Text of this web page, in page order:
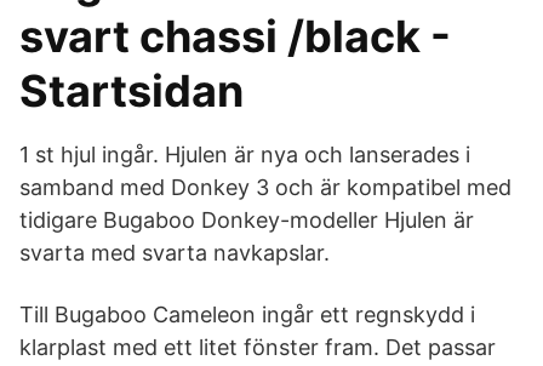
svart chassi /black -
Startsidan
1 st hjul ingår. Hjulen är nya och lanserades i
samband med Donkey 3 och är kompatibel med
tidigare Bugaboo Donkey-modeller Hjulen är
svarta med svarta navkapslar.
Till Bugaboo Cameleon ingår ett regnskydd i
klarplast med ett litet fönster fram. Det passar